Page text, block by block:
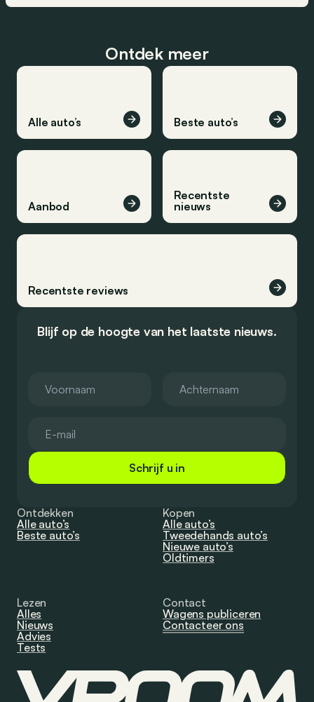
Ontdek meer
Alle auto’s Beste auto’s
Aanbod
Recentste
nieuws
Recentste reviews
Blijf op de hoogte van het laatste nieuws.
Schrijf u in
Ontdekken
Alle auto’s
Beste auto’s
Kopen
Alle auto’s
Tweedehands auto’s
Nieuwe auto’s
Oldtimers
Lezen
Alles
Nieuws
Advies
Tests
Contact
Wagens publiceren
Contacteer ons